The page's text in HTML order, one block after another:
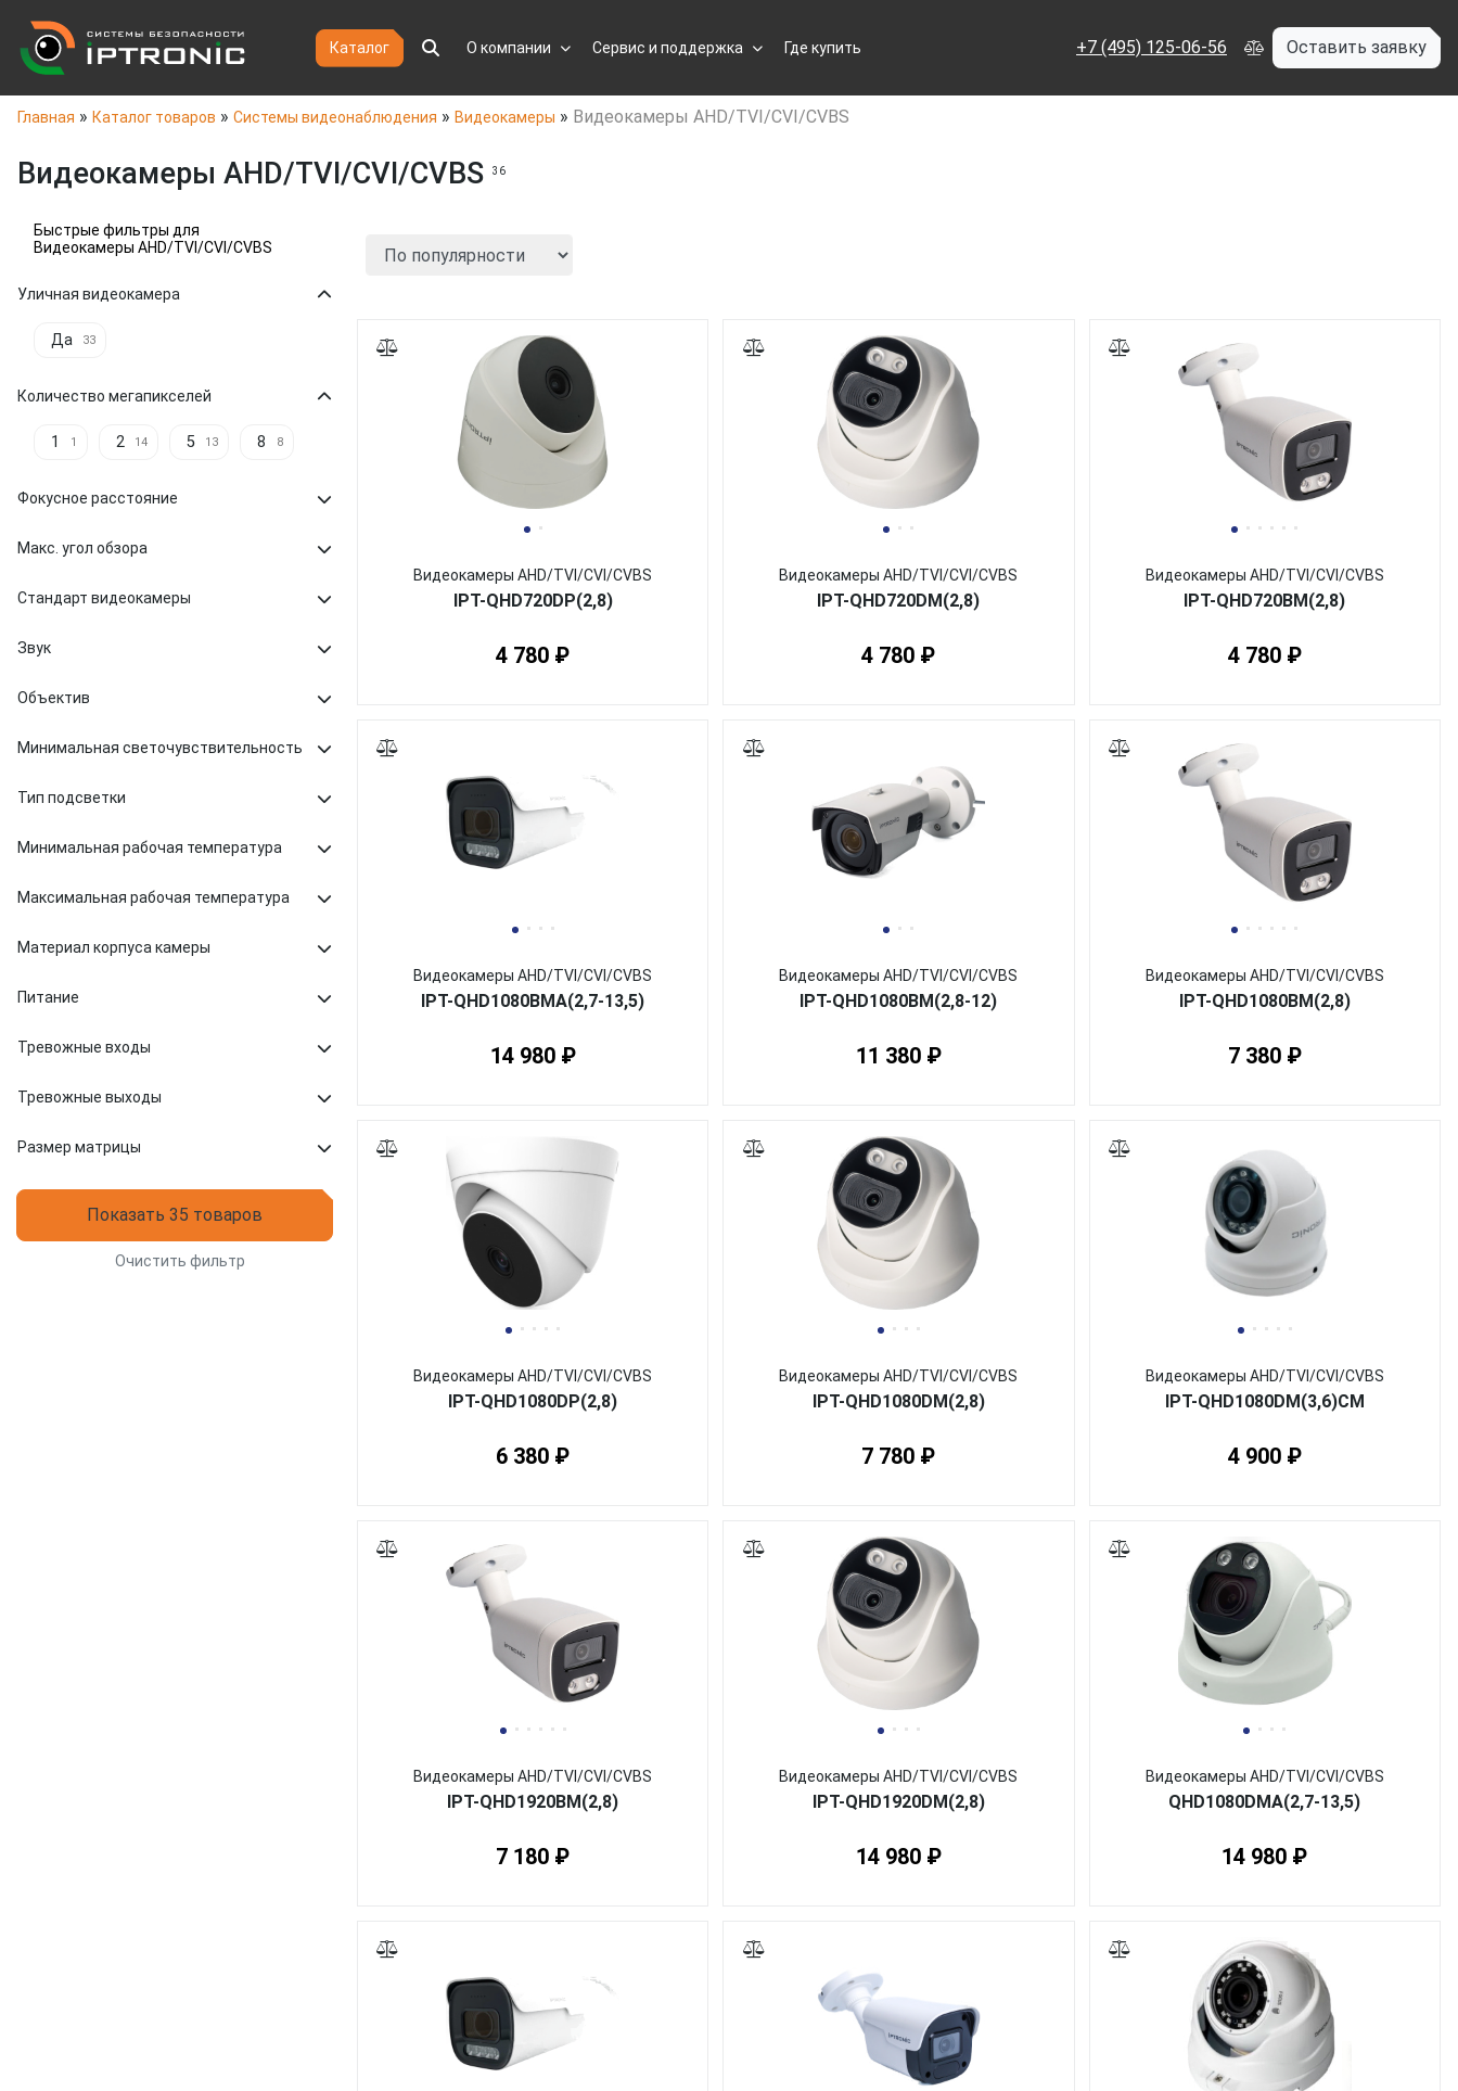
Каталог О компании Сервис и поддержка Где купить +7 (495) 125-06-56 Оставить заявку
Главная » Каталог товаров » Системы видеонаблюдения » Видеокамеры » Видеокамеры AHD/TVI/CVI/CVBS
Видеокамеры AHD/TVI/CVI/CVBS 36
Быстрые фильтры для
Видеокамеры AHD/TVI/CVI/CVBS
Уличная видеокамера
Да 33
Количество мегапикселей
1 1 2 14 5 13 8 8
Фокусное расстояние
Макс. угол обзора
Стандарт видеокамеры
Звук
Объектив
Минимальная светочувствительность
Тип подсветки
Минимальная рабочая температура
Максимальная рабочая температура
Материал корпуса камеры
Питание
Тревожные входы
Тревожные выходы
Размер матрицы
Показать 35 товаров
Очистить фильтр
Видеокамеры AHD/TVI/CVI/CVBS
IPT-QHD720DP(2,8)
4 780 ₽
Видеокамеры AHD/TVI/CVI/CVBS
IPT-QHD720DM(2,8)
4 780 ₽
Видеокамеры AHD/TVI/CVI/CVBS
IPT-QHD720BM(2,8)
4 780 ₽
Видеокамеры AHD/TVI/CVI/CVBS
IPT-QHD1080BMA(2,7-13,5)
14 980 ₽
Видеокамеры AHD/TVI/CVI/CVBS
IPT-QHD1080BM(2,8-12)
11 380 ₽
Видеокамеры AHD/TVI/CVI/CVBS
IPT-QHD1080BM(2,8)
7 380 ₽
Видеокамеры AHD/TVI/CVI/CVBS
IPT-QHD1080DP(2,8)
6 380 ₽
Видеокамеры AHD/TVI/CVI/CVBS
IPT-QHD1080DM(2,8)
7 780 ₽
Видеокамеры AHD/TVI/CVI/CVBS
IPT-QHD1080DM(3,6)CM
4 900 ₽
Видеокамеры AHD/TVI/CVI/CVBS
IPT-QHD1920BM(2,8)
7 180 ₽
Видеокамеры AHD/TVI/CVI/CVBS
IPT-QHD1920DM(2,8)
14 980 ₽
Видеокамеры AHD/TVI/CVI/CVBS
QHD1080DMA(2,7-13,5)
14 980 ₽